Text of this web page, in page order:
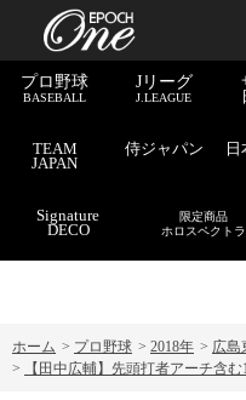
プロ野球
BASEBALL
Jリーグ
J.LEAGUE
TEAM
JAPAN
侍ジャパン
Signature
DECO
限定商品
ホロスペクトラ
ホーム > プロ野球 > 2018年 > 広島
>
【田中広輔】先頭打者アーチ含む